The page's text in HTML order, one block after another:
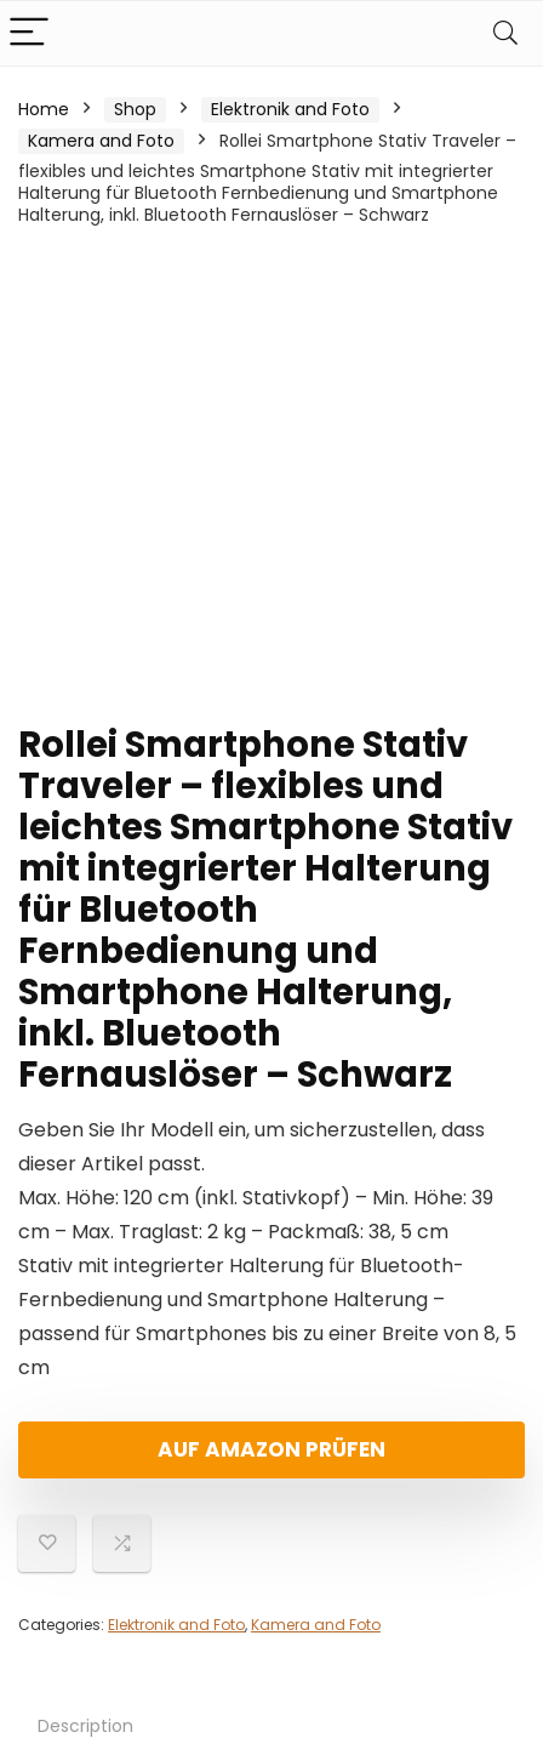
Home Shop
Elektronik and Foto
Kamera and Foto
Rollei Smartphone Stativ Traveler –
flexibles und leichtes Smartphone Stativ mit integrierter
Halterung für Bluetooth Fernbedienung und Smartphone
Halterung, inkl. Bluetooth Fernauslöser – Schwarz
Rollei Smartphone Stativ
Traveler – flexibles und
leichtes Smartphone Stativ
mit integrierter Halterung
für Bluetooth
Fernbedienung und
Smartphone Halterung,
inkl. Bluetooth
Fernauslöser – Schwarz
Geben Sie Ihr Modell ein, um sicherzustellen, dass
dieser Artikel passt.
Max. Höhe: 120 cm (inkl. Stativkopf) – Min. Höhe: 39
cm – Max. Traglast: 2 kg – Packmaß: 38, 5 cm
Stativ mit integrierter Halterung für Bluetooth-
Fernbedienung und Smartphone Halterung –
passend für Smartphones bis zu einer Breite von 8, 5
cm
AUF AMAZON PRÜFEN
Categories: Elektronik and Foto,Kamera and Foto
Description